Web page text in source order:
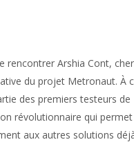
rencontrer Arshia Cont,
du projet Metronaut. À
des premiers testeurs de
révolutionnaire qui permet
aux autres solutions